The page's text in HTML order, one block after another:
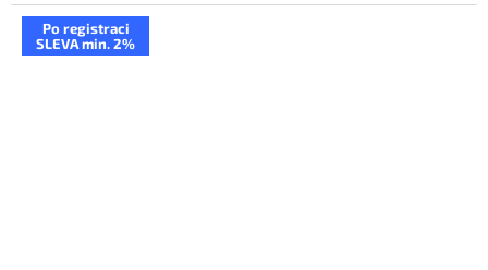
Po registraci
SLEVA min. 2%